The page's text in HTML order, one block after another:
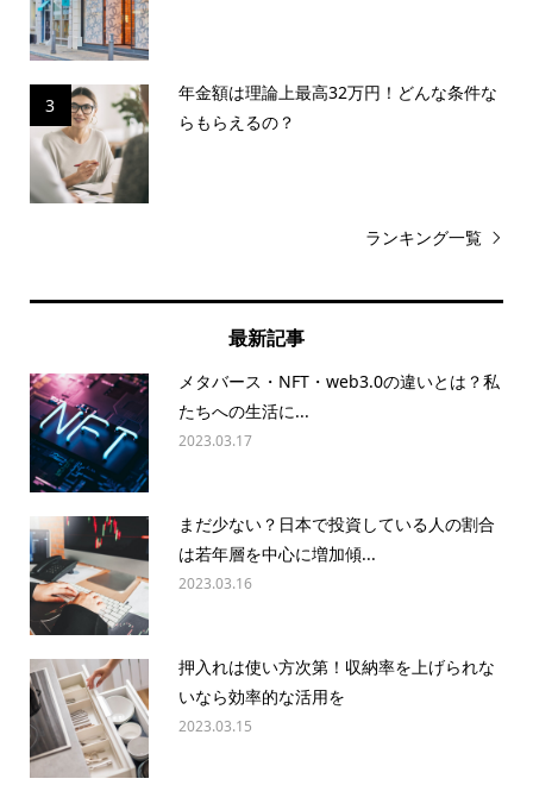
3
年金額は理論上最高32万円！どんな条件な
らもらえるの？
ランキング一覧
最新記事
メタバース・NFT・web3.0の違いとは？私
たちへの生活に...
2023.03.17
まだ少ない？日本で投資している人の割合
は若年層を中心に増加傾...
2023.03.16
押入れは使い方次第！収納率を上げられな
いなら効率的な活用を
2023.03.15